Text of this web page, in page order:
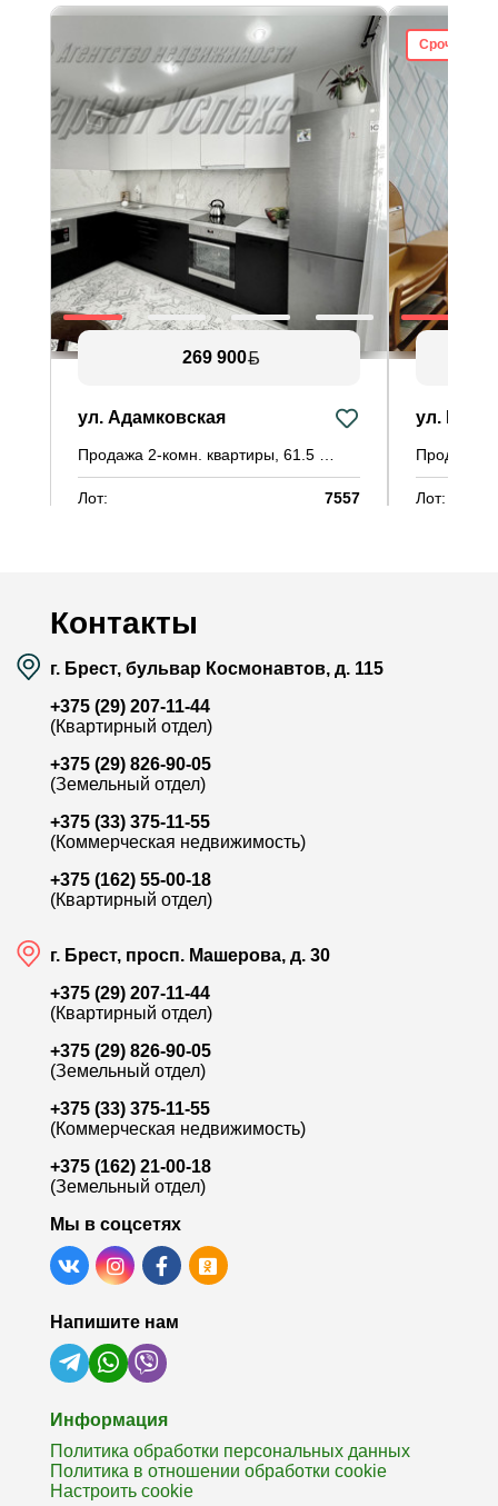
269 900
ул. Адамковская
Продажа 2-комн. квартиры, 61.5 м²
Лот:
7557
Срочная
ул.
Лот:
Контакты
г. Брест, бульвар Космонавтов, д. 115
+375 (29) 207-11-44
(Квартирный отдел)
+375 (29) 826-90-05
(Земельный отдел)
+375 (33) 375-11-55
(Коммерческая недвижимость)
+375 (162) 55-00-18
(Квартирный отдел)
г. Брест, просп. Машерова, д. 30
+375 (29) 207-11-44
(Квартирный отдел)
+375 (29) 826-90-05
(Земельный отдел)
+375 (33) 375-11-55
(Коммерческая недвижимость)
+375 (162) 21-00-18
(Земельный отдел)
Мы в соцсетях
Напишите нам
Информация
Политика обработки персональных данных
Политика в отношении обработки cookie
Настроить cookie